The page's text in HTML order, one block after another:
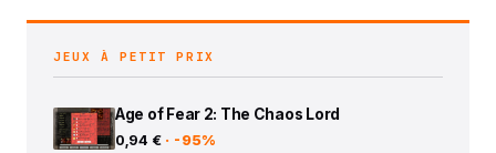
JEUX À PETIT PRIX
Age of Fear 2: The Chaos Lord
0,94 € · -95%